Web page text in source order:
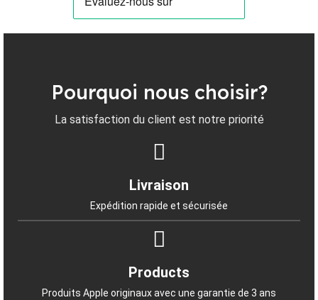
Pourquoi nous choisir?
La satisfaction du client est notre priorité
Livraison
Expédition rapide et sécurisée
Products
Produits Apple originaux avec une garantie de 3 ans